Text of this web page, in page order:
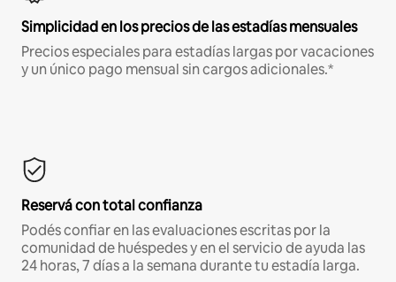
Simplicidad en los precios de las estadías mensuales
Precios especiales para estadías largas por vacaciones
y un único pago mensual sin cargos adicionales.*
Reservá con total confianza
Podés confiar en las evaluaciones escritas por la
comunidad de huéspedes y en el servicio de ayuda las
24 horas, 7 días a la semana durante tu estadía larga.